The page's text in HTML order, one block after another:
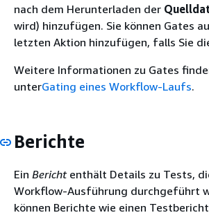
nach dem Herunterladen der
wird) hinzufügen. Sie können Gates
letzten Aktion hinzufügen, falls Sie
Weitere Informationen zu Gates
unterGating eines Workflow-Laufs.
Berichte
Ein Berichtenthält Details zu Tests,
Workflow-Ausführung durchgeführt
können Berichte wie einen